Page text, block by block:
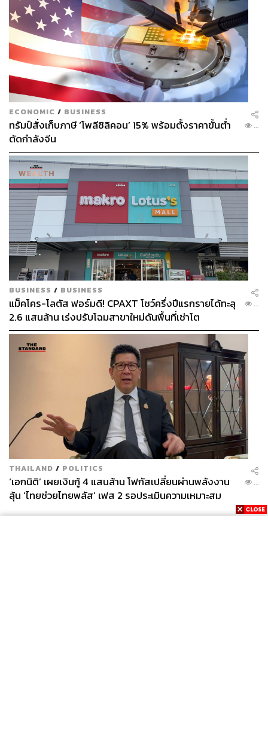
ECONOMIC / BUSINESS
ทรัมป์สั่งเก็บภาษี ‘โพลีซิลิคอน’ 15% พร้อมตั้งราคาขั้นต่ำ
ตัดกำลังจีน
...
BUSINESS / BUSINESS
แม็คโคร-โลตัส ฟอร์มดี! CPAXT โชว์ครึ่งปีแรกรายได้ทะลุ
2.6 แสนล้าน เร่งปรับโฉมสาขาใหม่ดันพื้นที่เช่าโต
...
THAILAND / POLITICS
‘เอกนิติ’ เผยเงินกู้ 4 แสนล้าน โฟกัสเปลี่ยนผ่านพลังงาน
ลุ้น ‘ไทยช่วยไทยพลัส’ เฟส 2 รอประเมินความเหมาะสม
...